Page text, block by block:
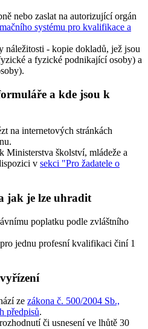
nebo zaslat na autorizující orgán
systému pro kvalifikace a
náležitosti - kopie dokladů, jež jsou
a fyzické podnikající osoby) a
a kde jsou k
na internetových stránkách
Ministerstva školství, mládeže a
v sekci "Pro žadatele o
jak je lze uhradit
poplatku podle zvláštního
jednu profesní kvalifikaci činí 1
ze zákona č. 500/2004 Sb.,
předpisů.
či usnesení ve lhůtě 30